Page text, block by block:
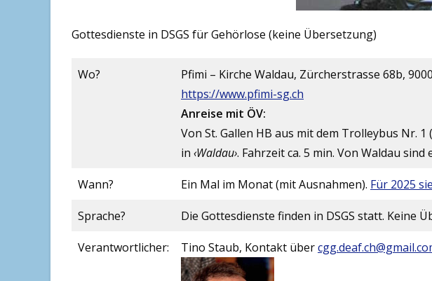
Gottesdienste in DSGS für Gehörlose (keine Übersetzung)
Wo?
Pfimi – Kirche Waldau, Zürcherstrasse 68b,
https://www.pfimi-sg.ch
Anreise mit ÖV:
Von St. Gallen HB aus mit dem Trolleybus Nr. 1
in ‹Waldau›. Fahrzeit ca. 5 min. Von Waldau sind
Wann? Ein Mal im Monat (mit Ausnahmen). Für 2025
Sprache? Die Gottesdienste finden in DSGS statt. Keine
Verantwortlicher: Tino Staub, Kontakt über